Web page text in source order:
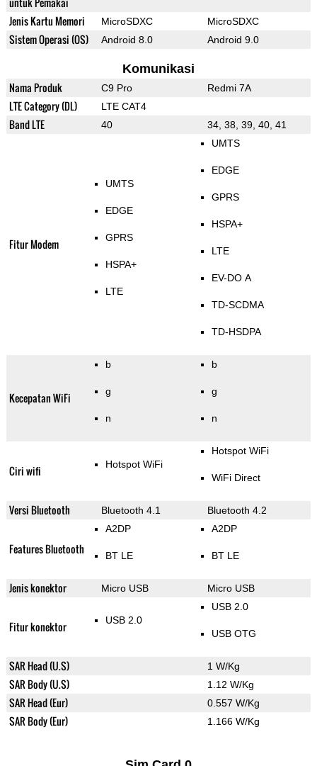
Jenis Kartu Memori MicroSDXC MicroSDXC
Sistem Operasi (OS) Android 8.0 Android 9.0
Komunikasi
Nama Produk C9 Pro Redmi 7A
LTE Category (DL) LTE CAT4
Band LTE 40 34, 38, 39, 40, 41
Fitur Modem
UMTS
EDGE
GPRS
HSPA+
LTE
UMTS
EDGE
GPRS
HSPA+
LTE
EV-DO A
TD-SCDMA
TD-HSDPA
Kecepatan WiFi
b
g
n
b
g
n
Ciri wifi Hotspot WiFi
Hotspot WiFi
WiFi Direct
Versi Bluetooth Bluetooth 4.1 Bluetooth 4.2
Features Bluetooth
A2DP
BT LE
A2DP
BT LE
Jenis konektor Micro USB Micro USB
Fitur konektor USB 2.0
USB 2.0
USB OTG
SAR Head (U.S) 1 W/Kg
SAR Body (U.S) 1.12 W/Kg
SAR Head (Eur) 0.557 W/Kg
SAR Body (Eur) 1.166 W/Kg